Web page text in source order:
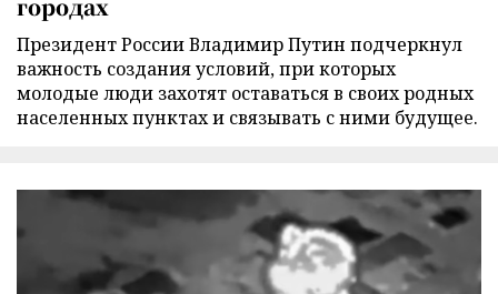
городах
Президент России Владимир Путин подчеркнул
важность создания условий, при которых
молодые люди захотят оставаться в своих родных
населенных пунктах и связывать с ними будущее.